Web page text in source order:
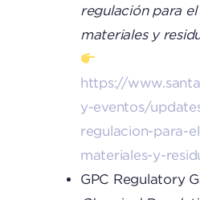
regulación para
materiales y
https://
y-eventos/
regulacion-para-
materiales-y-
GPC Regulatory